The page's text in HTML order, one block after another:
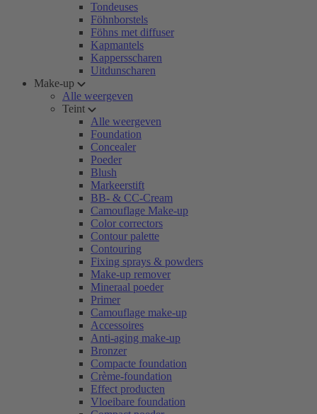
Tondeuses
Föhnborstels
Föhns met diffuser
Kapmantels
Kappersscharen
Uitdunscharen
Make-up
Alle weergeven
Teint
Alle weergeven
Foundation
Concealer
Poeder
Blush
Markeerstift
BB- & CC-Cream
Camouflage Make-up
Color correctors
Contour palette
Contouring
Fixing sprays & powders
Make-up remover
Mineraal poeder
Primer
Camouflage make-up
Accessoires
Anti-aging make-up
Bronzer
Compacte foundation
Crème-foundation
Effect producten
Vloeibare foundation